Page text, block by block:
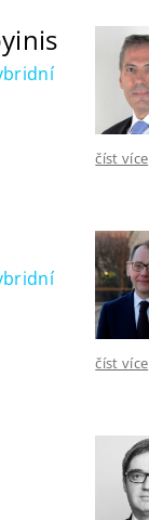
číst více
číst více